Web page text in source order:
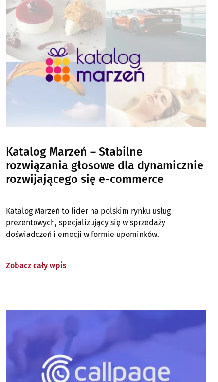
Image
Katalog Marzeń – Stabilne
rozwiązania głosowe dla dynamicznie
rozwijającego się e-commerce
Katalog Marzeń to lider na polskim rynku usług
prezentowych, specjalizujący się w sprzedaży
doświadczeń i emocji w formie upominków.
Zobacz cały wpis